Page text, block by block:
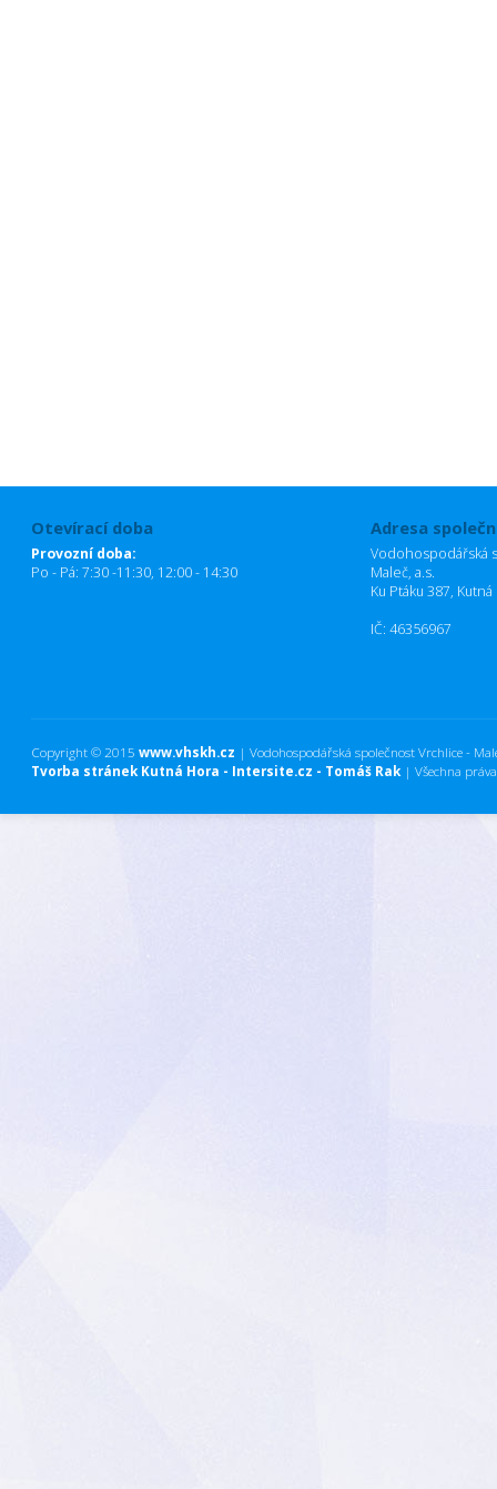
Otevírací doba
Provozní doba:
Po - Pá: 7:30 -11:30, 12:00 - 14:30
Adresa
Vodohospodářská
Maleč, a.s.
Ku Ptáku 387,
IČ: 46356967
Copyright © 2015 www.vhskh.cz | Vodohospodářská společnost Vrchlice -
Tvorba stránek Kutná Hora - Intersite.cz - Tomáš Rak | Všechna